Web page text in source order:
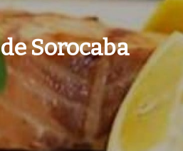
Sorocaba